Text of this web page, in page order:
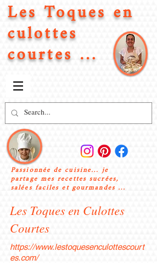
Les Toques en
culottes
courtes ...
Passionnée de cuisine... je
partage mes recettes sucrées,
salées faciles et gourmandes ...
Les Toques en Culottes
Courtes
https://www.lestoquesenculottescourt
es.com/